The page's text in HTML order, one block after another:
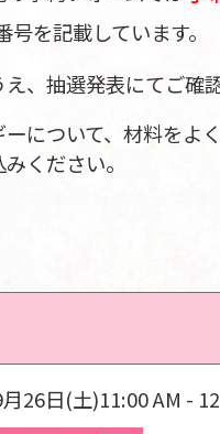
号を記載しています。
、抽選発表にてご確
について、材料をよ
ください。
26日(土)11:00 AM -